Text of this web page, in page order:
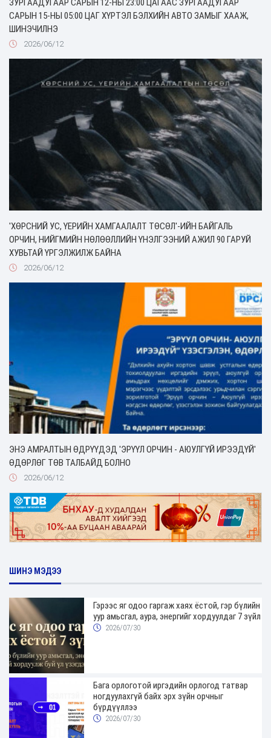
ЗУРГААДУГААР САРЫН 12-НЫ 23:00 ЦАГААС ЗУРГААДУГААР
САРЫН 15-НЫ 05:00 ЦАГ ХҮРТЭЛ БЭЛХИЙН АВТО ЗАМЫГ ХААЖ,
ШИНЭЧИЛНЭ
2026/06/12
'ХӨРСНИЙ УС, ҮЕРИЙН ХАМГААЛАЛТ ТӨСӨЛ'-ИЙН БАЙГАЛЬ
ОРЧИН, НИЙГМИЙН НӨЛӨӨЛЛИЙН ҮНЭЛГЭЭНИЙ АЖИЛ 90 ГАРУЙ
ХУВЬТАЙ ҮРГЭЛЖИЛЖ БАЙНА
2026/06/12
ЭНЭ АМРАЛТЫН ӨДРҮҮДЭД 'ЭРҮҮЛ ОРЧИН - АЮУЛГҮЙ ИРЭЭДҮЙ'
ӨДӨРЛӨГ ТӨВ ТАЛБАЙД БОЛНО
2026/06/12
ШИНЭ МЭДЭЭ
Гэрээс яг одоо гаргаж хаях ёстой, гэр бүлийн
уур амьсгал, аура, энергийг хордуулдаг 7 зүйл
2026/07/30
Бага орлоготой иргэдийн орлогод татвар
ногдуулахгүй байх эрх зүйн орчныг
бүрдүүллээ
2026/07/30